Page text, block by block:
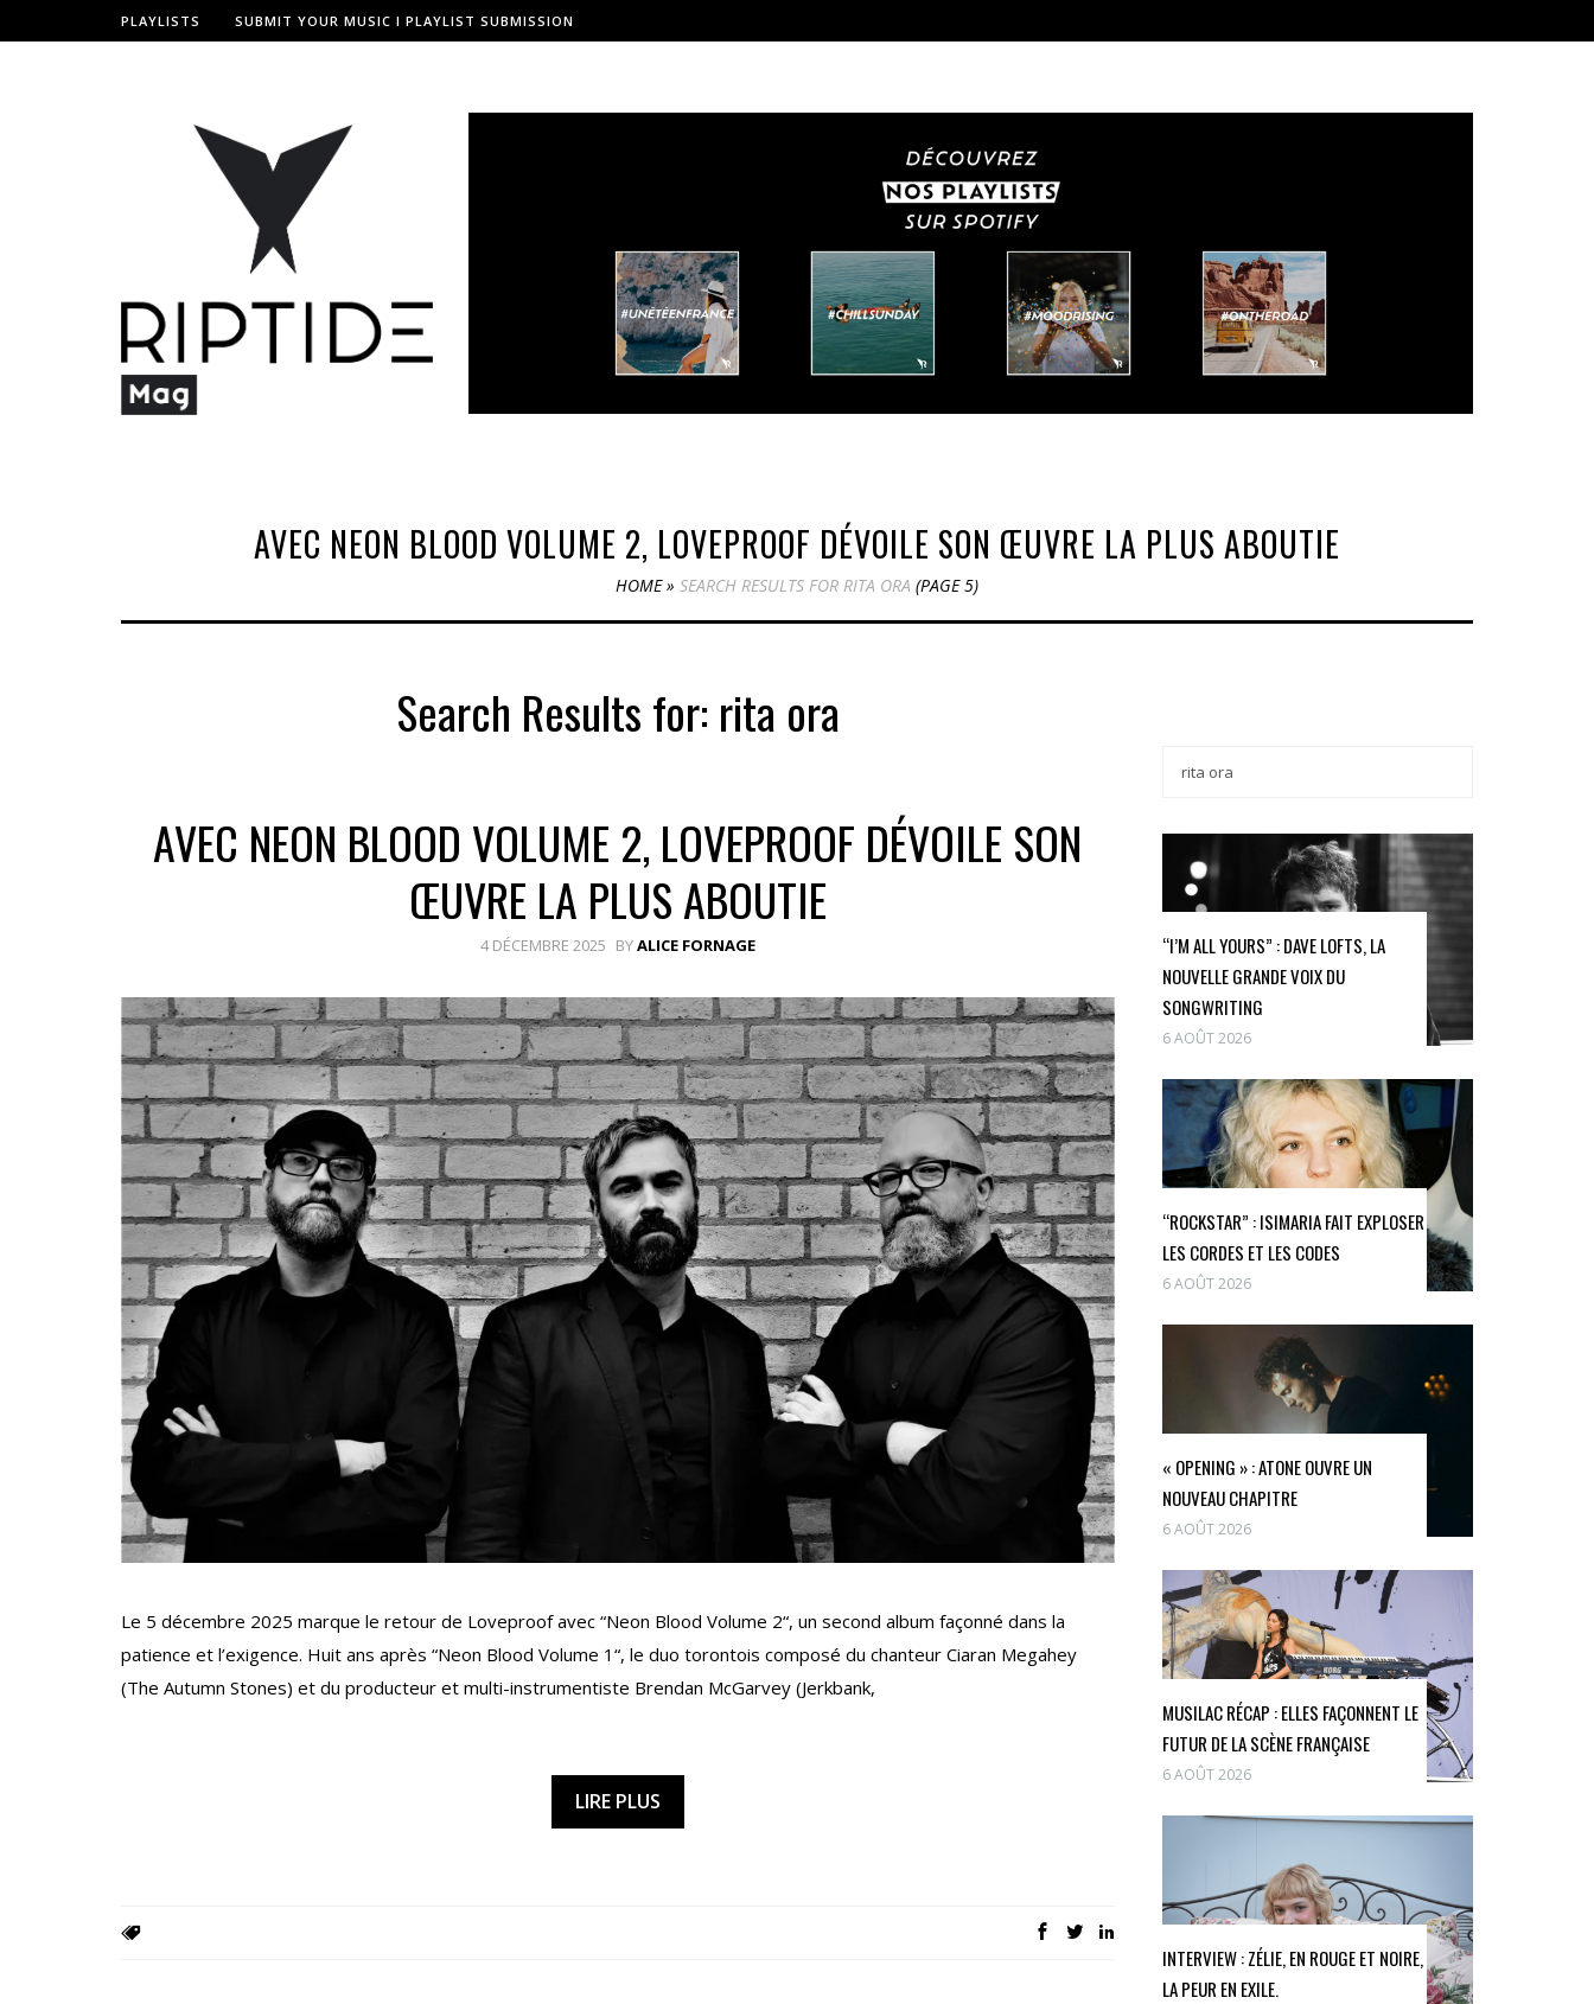
PLAYLISTS SUBMIT YOUR MUSIC I PLAYLIST SUBMISSION
AVEC NEON BLOOD VOLUME 2, LOVEPROOF DÉVOILE SON ŒUVRE LA PLUS ABOUTIE
HOME» SEARCH RESULTS FOR RITA ORA (PAGE 5)
Search Results for: rita ora
AVEC NEON BLOOD VOLUME 2, LOVEPROOF DÉVOILE SON
ŒUVRE LA PLUS ABOUTIE
4 DÉCEMBRE 2025 BYALICE FORNAGE
Le 5 décembre 2025 marque le retour de Loveproof avec “Neon Blood Volume 2“, un second album façonné dans la
patience et l’exigence. Huit ans après “Neon Blood Volume 1“, le duo torontois composé du chanteur Ciaran Megahey
(The Autumn Stones) et du producteur et multi-instrumentiste Brendan McGarvey (Jerkbank,
LIRE PLUS
“I’M ALL YOURS” : DAVE LOFTS, LA
NOUVELLE GRANDE VOIX DU
SONGWRITING
6 AOÛT 2026
“ROCKSTAR” : ISIMARIA FAIT EXPLOSER
LES CORDES ET LES CODES
6 AOÛT 2026
« OPENING » : ATONE OUVRE UN
NOUVEAU CHAPITRE
6 AOÛT 2026
MUSILAC RÉCAP : ELLES FAÇONNENT LE
FUTUR DE LA SCÈNE FRANÇAISE
6 AOÛT 2026
INTERVIEW : ZÉLIE, EN ROUGE ET NOIRE,
LA PEUR EN EXILE.